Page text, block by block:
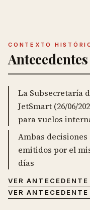
CONTEXTO
La Subsecretaría
JetSmart (26/06/
para vuelos
Ambas
emitidos por el
días
VER ANTECEDENTE
VER ANTECEDENTE